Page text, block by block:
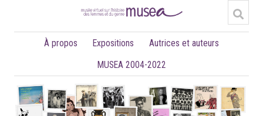
À propos Expositions
Autrices et auteurs
MUSEA 2004-2022